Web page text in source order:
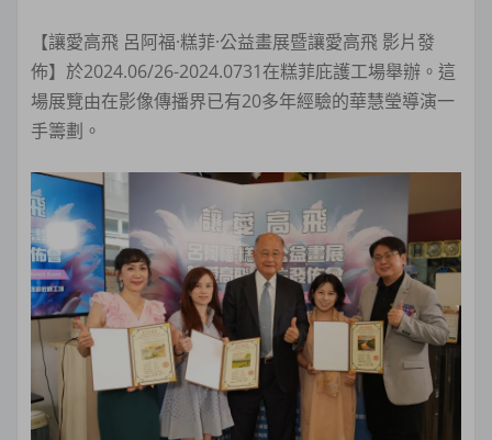
【讓愛高飛 呂阿福·糕菲·公益畫展暨讓愛高飛 影片發
佈】於2024.06/26-2024.0731在糕菲庇護工場舉辦。這
場展覽由在影像傳播界已有20多年經驗的華慧瑩導演一
手籌劃。